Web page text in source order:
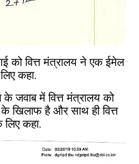
को वित्त मंत्रालय ने एक ईमेल
कहा.
जवाब में वित्त मंत्रालय को
खिलाफ है और साथ ही वित्त
कहा.